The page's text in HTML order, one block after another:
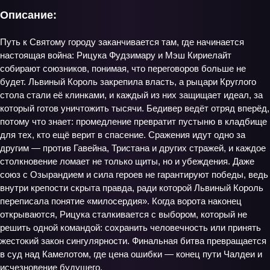
Описание:
Путь к Святому городу заканчивается там, где начинается
настоящая война: Рицука Фудзимару и Мэш Кириелайт
собирают союзников, понимая, что переговоров больше не
будет. Львиный Король закрепила власть, а рыцари Круглого
стола стали её клинками, и каждый из них защищает идеал, за
который готов уничтожить тысячи. Бедивер ведёт отряд вперёд,
потому что знает: промедление превратит пустыню в кладбище
для тех, кто ещё верит в спасение. Сражения идут одно за
другим — против Гавейна, Тристана и других стражей, и каждое
столкновение ломает не только щиты, но и убеждения. Даже
союз с Озырандием и сила героев не гарантируют победы, ведь
внутри крепости скрыта правда, ради которой Львиный Король
переписала понятие «милосердия». Когда ворота наконец
открываются, Рицука сталкивается с выбором, который не
решить одной командой: сохранить человечность или принять
жестокий закон сингулярности. Финальная битва превращается
в суд над Камелотом, где цена ошибки — конец пути Чалдеи и
исчезновение будущего.